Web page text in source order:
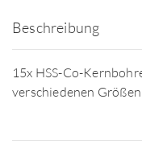
Beschreibung
15x HSS-Co-
verschiedenen Größen